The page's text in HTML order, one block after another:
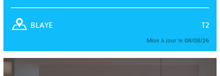
T2
BLAYE
Mise à jour le 08/08/26